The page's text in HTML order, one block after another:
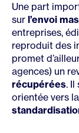
Une part
sur l’envoi
entreprises,
reproduit des
promet
agences) un
récupérées. Il
orientée vers